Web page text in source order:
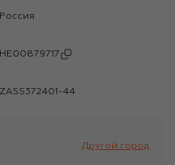
Россия
HE00879717
ZASS372401-44
Другой город